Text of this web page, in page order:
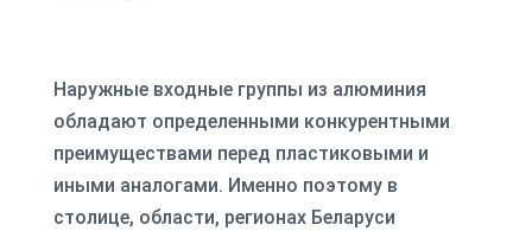
Наружные входные группы из алюминия
обладают определенными конкурентными
преимуществами перед пластиковыми и
иными аналогами. Именно поэтому в
столице, области, регионах Беларуси